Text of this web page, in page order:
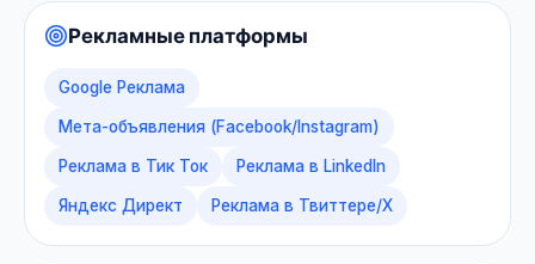
Рекламные платформы
Google Реклама
Мета-объявления (Facebook/Instagram)
Реклама в Тик Ток Реклама в LinkedIn
Яндекс Директ Реклама в Твиттере/X